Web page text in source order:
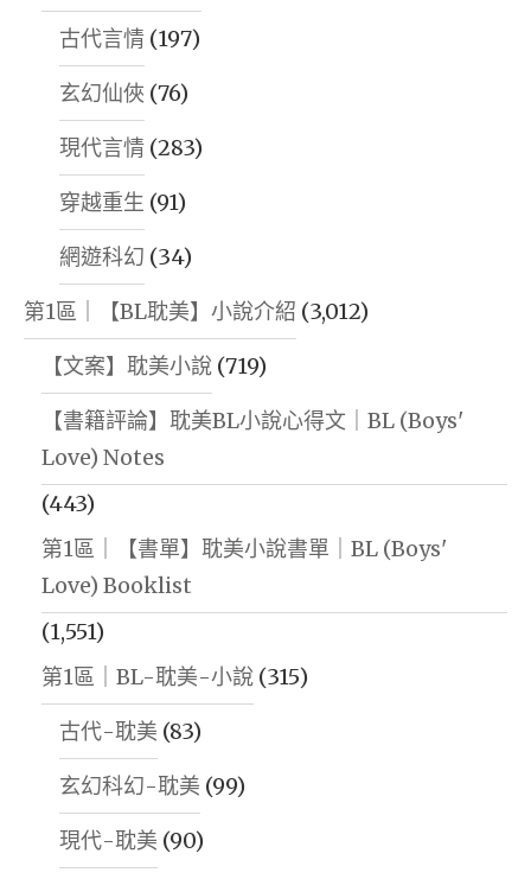
古代言情 (197)
玄幻仙俠 (76)
現代言情 (283)
穿越重生 (91)
網遊科幻 (34)
第1區｜【BL耽美】小說介紹 (3,012)
【文案】耽美小說 (719)
【書籍評論】耽美BL小說心得文｜BL (Boys'
Love) Notes
(443)
第1區｜【書單】耽美小說書單｜BL (Boys'
Love) Booklist
(1,551)
第1區｜BL-耽美-小說 (315)
古代-耽美 (83)
玄幻科幻-耽美 (99)
現代-耽美 (90)